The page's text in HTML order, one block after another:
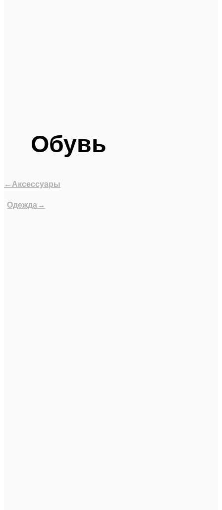
Обувь
←Аксессуары
Одежда→